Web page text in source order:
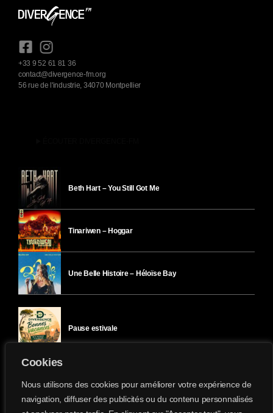
Cookies
Nous utilisons des cookies pour améliorer votre expérience de
navigation, diffuser des publicités ou du contenu personnalisés
+33 9 52 61 81 36
contact@divergence-fm.org
56 rue de l'industrie, 34070 Montpellier
Beth Hart – You Still Got Me
Tinariwen – Hoggar
Une Belle Histoire – Héloïse Bay
Pause estivale